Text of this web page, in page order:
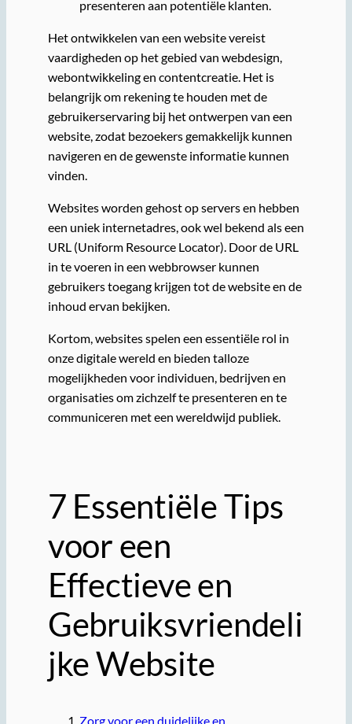
presenteren aan potentiële klanten.
Het ontwikkelen van een website vereist
vaardigheden op het gebied van webdesign,
webontwikkeling en contentcreatie. Het is
belangrijk om rekening te houden met de
gebruikerservaring bij het ontwerpen van een
website, zodat bezoekers gemakkelijk kunnen
navigeren en de gewenste informatie kunnen
vinden.
Websites worden gehost op servers en hebben
een uniek internetadres, ook wel bekend als een
URL (Uniform Resource Locator). Door de URL
in te voeren in een webbrowser kunnen
gebruikers toegang krijgen tot de website en de
inhoud ervan bekijken.
Kortom, websites spelen een essentiële rol in
onze digitale wereld en bieden talloze
mogelijkheden voor individuen, bedrijven en
organisaties om zichzelf te presenteren en te
communiceren met een wereldwijd publiek.
7 Essentiële Tips
voor een
Effectieve en
Gebruiksvriendeli
jke Website
Zorg voor een duidelijke en